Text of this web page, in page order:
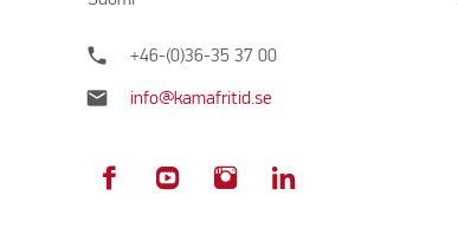
phone +46-(0)36-35 37 00
mail info@kamafritid.se